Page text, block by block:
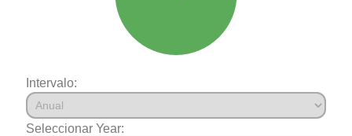
Intervalo:
Seleccionar Year: